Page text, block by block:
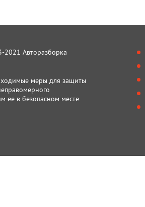
2021 Авторазборка
меры для защиты
ее в безопасном месте.